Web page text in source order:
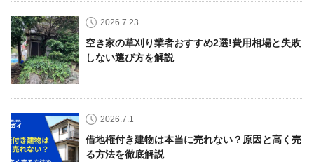
2026.7.23
空き家の草刈り業者おすすめ2選!費用相場と失敗
しない選び方を解説
2026.7.1
借地権付き建物は本当に売れない？原因と高く売
る方法を徹底解説